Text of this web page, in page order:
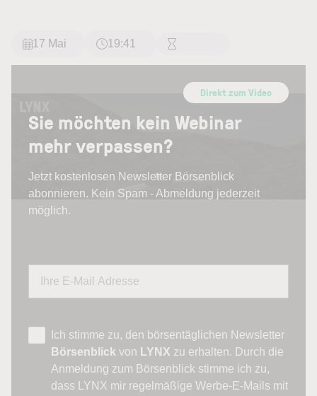
17 Mai 19:41
Direkt zum Video
Sie möchten kein Webinar
mehr verpassen?
Jetzt kostenlosen Newsletter Börsenblick
abonnieren. Kein Spam - Abmeldung jederzeit
möglich.
Ich stimme zu, den börsentäglichen Newsletter
Börsenblick von LYNX zu erhalten. Durch die
Anmeldung zum Börsenblick stimme ich zu,
dass LYNX mir regelmäßige Werbe-E-Mails mit